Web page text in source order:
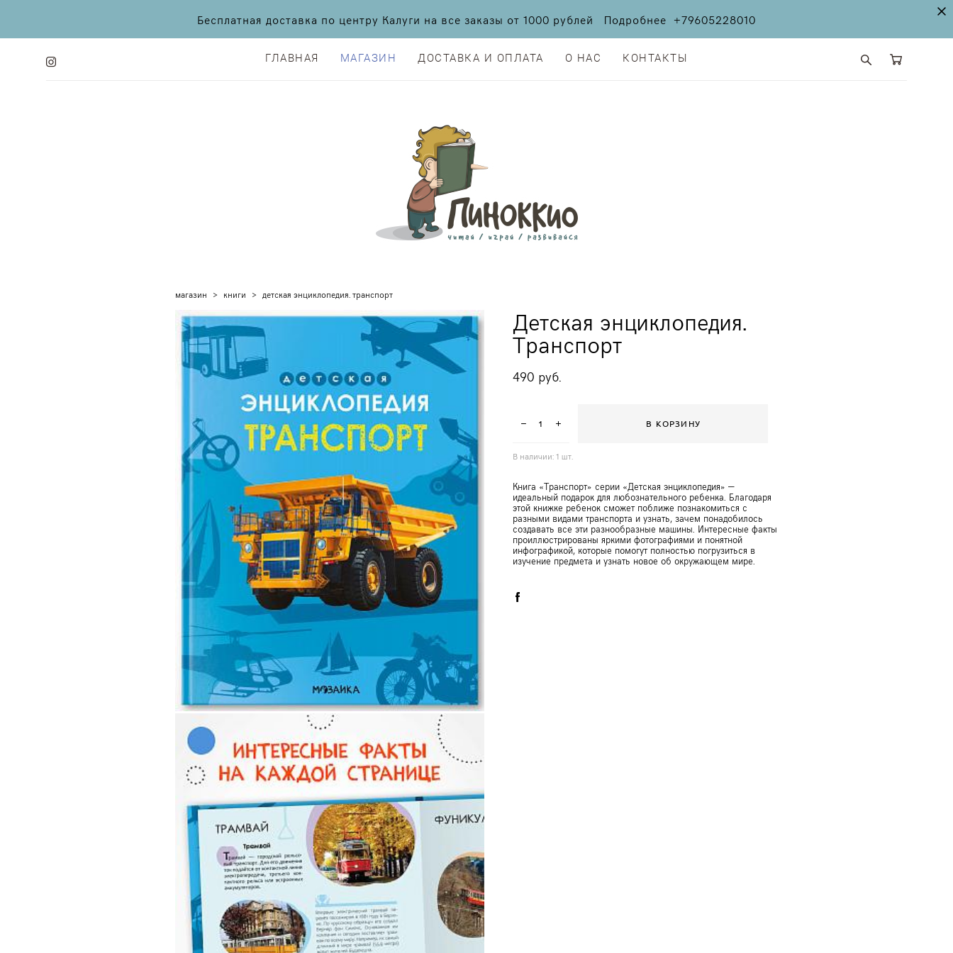
Бесплатная доставка по центру Калуги на все заказы от 1000 рублей Подробнее +79605228010
ГЛАВНАЯ МАГАЗИН ДОСТАВКА И ОПЛАТА О НАС КОНТАКТЫ
ГЛАВНАЯ МАГАЗИН ДОСТАВКА И ОПЛАТА О НАС КОНТАКТЫ
магазин > книги > детская энциклопедия. транспорт
Детская энциклопедия.
Транспорт
490 pуб.
В наличии:1 шт.
В КОРЗИНУ
Книга «Транспорт» серии «Детская энциклопедия» —
идеальный подарок для любознательного ребенка. Благодаря
этой книжке ребенок сможет поближе познакомиться с
разными видами транспорта и узнать, зачем понадобилось
создавать все эти разнообразные машины. Интересные факты
проиллюстрированы яркими фотографиями и понятной
инфографикой, которые помогут полностью погрузиться в
изучение предмета и узнать новое об окружающем мире.